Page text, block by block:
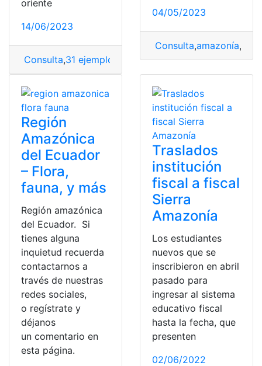
oriente
14/06/2023
Consulta,31 ejemplos amazonía,costa,dialectos,
04/05/2023
Consulta,amazonía,
Región
Amazónica
del Ecuador
– Flora,
fauna, y más
Región amazónica
del Ecuador. Si
tienes alguna
inquietud recuerda
contactarnos a
través de nuestras
redes sociales,
o regístrate y
déjanos
un comentario en
esta página.
Traslados
institución
fiscal a fiscal
Sierra
Amazonía
Los estudiantes
nuevos que se
inscribieron en abril
pasado para
ingresar al sistema
educativo fiscal
hasta la fecha, que
presenten
02/06/2022